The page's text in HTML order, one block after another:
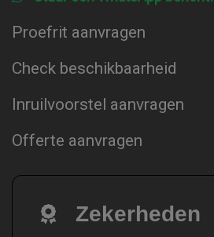
Proefrit aanvragen
Check beschikbaarheid
Inruilvoorstel aanvragen
Offerte aanvragen
Zekerheden